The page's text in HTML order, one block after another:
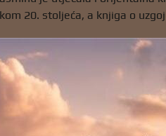
20. stoljeća, a knjiga o